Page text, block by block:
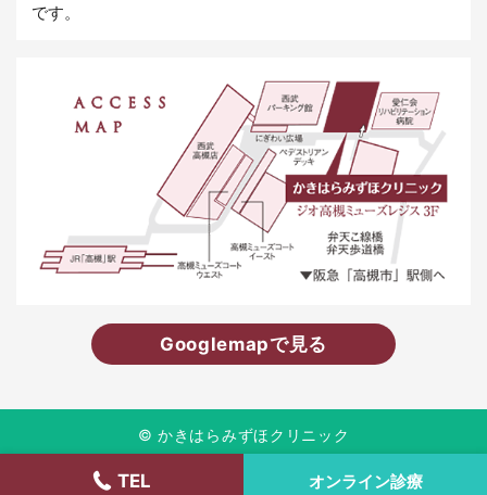
です。
Googlemapで見る
TEL オンライン診療
©かきはらみずほクリニック